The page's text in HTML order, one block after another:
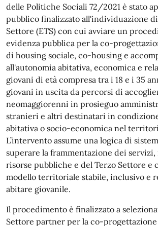
delle Politiche Sociali 72/2021 è stato
pubblico finalizzato all'individuazione
Settore (ETS) con cui avviare un
evidenza pubblica per la co-
di housing sociale, co-housing e
all'autonomia abitativa, economica e
giovani di età compresa tra i 18 e i 35
giovani in uscita da percorsi di
neomaggiorenni in prosieguo
stranieri e altri destinatari in
abitativa o socio-economica nel
L’intervento assume una logica di
superare la frammentazione dei
risorse pubbliche e del Terzo Settore e
modello territoriale stabile, inclusivo e
abitare giovanile.
Il procedimento è finalizzato a
Settore partner per la co-